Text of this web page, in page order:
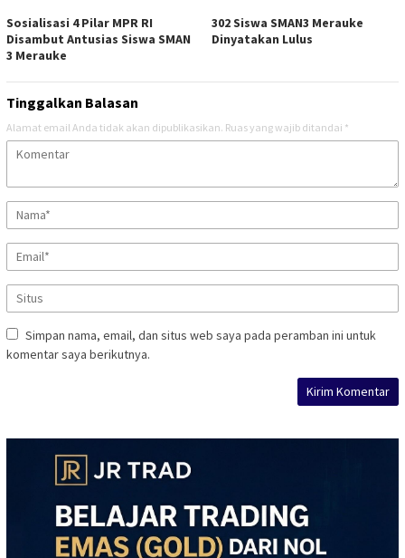
Sosialisasi 4 Pilar MPR RI
Disambut Antusias Siswa SMAN
3 Merauke
302 Siswa SMAN3 Merauke
Dinyatakan Lulus
Tinggalkan Balasan
Alamat email Anda tidak akan dipublikasikan. Ruas yang wajib ditandai *
Simpan nama, email, dan situs web saya pada peramban ini untuk
komentar saya berikutnya.